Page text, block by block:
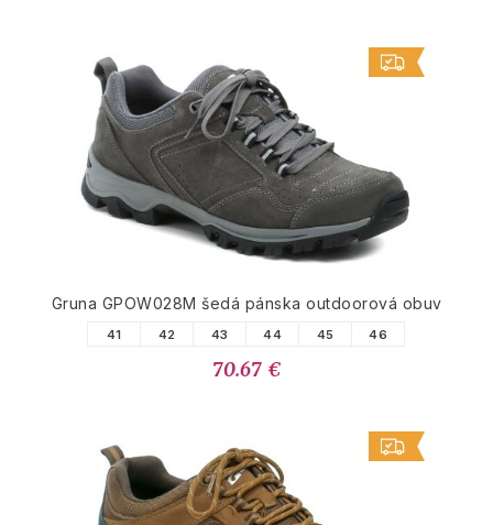
Gruna GPOW028M šedá pánska outdoorová obuv
41 42 43 44 45 46
70.67 €